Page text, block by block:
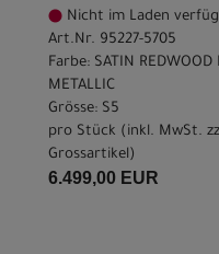
Nicht im Laden
Art.Nr. 95227-5705
Farbe: SATIN REDWOOD
METALLIC
Grösse: S5
pro Stück (inkl. MwSt.
Grossartikel)
6.499,00 EUR